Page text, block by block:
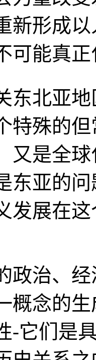
新形成
可能真
东北亚
特殊的
又是全
东亚的
发展在
政治、
概念的
-它们是